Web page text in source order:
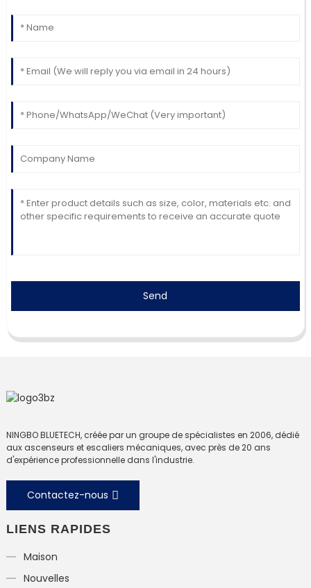
Send
NINGBO BLUETECH, créée par un groupe de spécialistes en 2006, dédié
aux ascenseurs et escaliers mécaniques, avec près de 20 ans
d'expérience professionnelle dans l'industrie.
Contactez-nous
LIENS RAPIDES
Maison
Nouvelles